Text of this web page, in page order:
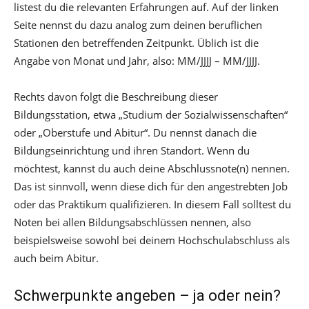
listest du die relevanten Erfahrungen auf. Auf der linken
Seite nennst du dazu analog zum deinen beruflichen
Stationen den betreffenden Zeitpunkt. Üblich ist die
Angabe von Monat und Jahr, also: MM/JJJJ – MM/JJJJ.
Rechts davon folgt die Beschreibung dieser
Bildungsstation, etwa „Studium der Sozialwissenschaften“
oder „Oberstufe und Abitur“. Du nennst danach die
Bildungseinrichtung und ihren Standort. Wenn du
möchtest, kannst du auch deine Abschlussnote(n) nennen.
Das ist sinnvoll, wenn diese dich für den angestrebten Job
oder das Praktikum qualifizieren. In diesem Fall solltest du
Noten bei allen Bildungsabschlüssen nennen, also
beispielsweise sowohl bei deinem Hochschulabschluss als
auch beim Abitur.
Schwerpunkte angeben – ja oder nein?